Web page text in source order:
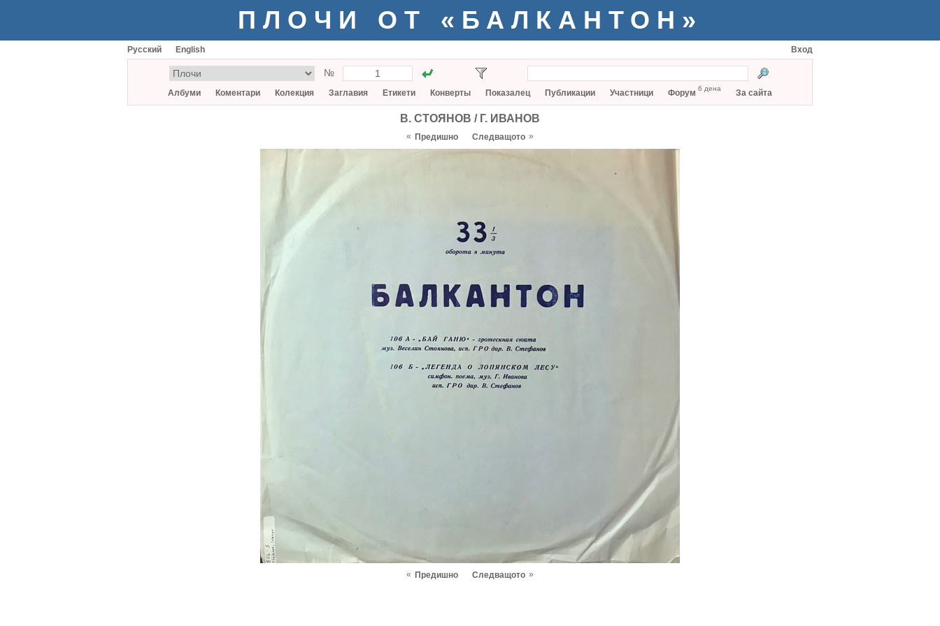
ПЛОЧИ ОТ «БАЛКАНТОН»
Русский English Вход
№
Албуми Коментари Колекция Заглавия Етикети Конверты Показалец Публикации Участници Форум 6 дена За сайта
В. СТОЯНОВ / Г. ИВАНОВ
« Предишно Следващото »
« Предишно Следващото »